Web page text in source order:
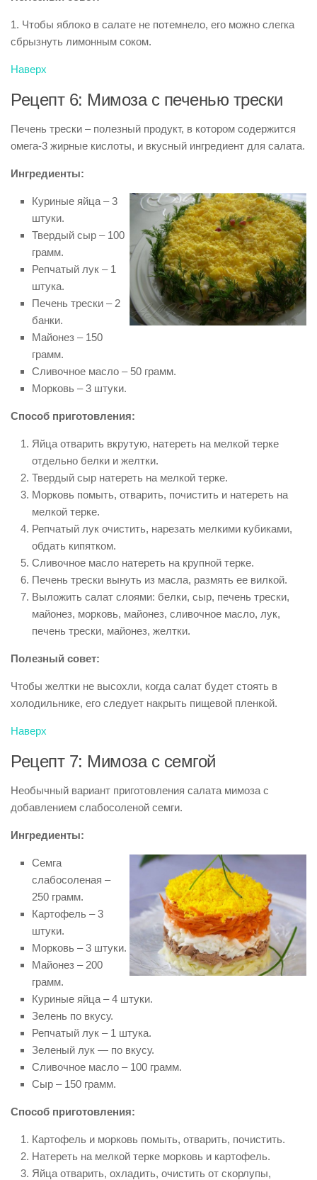
1. Чтобы яблоко в салате не потемнело, его можно слегка
сбрызнуть лимонным соком.
Наверх
Рецепт 6: Мимоза с печенью трески
Печень трески – полезный продукт, в котором содержится
омега-3 жирные кислоты, и вкусный ингредиент для салата.
Ингредиенты:
Куриные яйца – 3
штуки.
Твердый сыр – 100
грамм.
Репчатый лук – 1
штука.
Печень трески – 2
банки.
Майонез – 150
грамм.
Сливочное масло – 50 грамм.
Морковь – 3 штуки.
Способ приготовления:
Яйца отварить вкрутую, натереть на мелкой терке
отдельно белки и желтки.
Твердый сыр натереть на мелкой терке.
Морковь помыть, отварить, почистить и натереть на
мелкой терке.
Репчатый лук очистить, нарезать мелкими кубиками,
обдать кипятком.
Сливочное масло натереть на крупной терке.
Печень трески вынуть из масла, размять ее вилкой.
Выложить салат слоями: белки, сыр, печень трески,
майонез, морковь, майонез, сливочное масло, лук,
печень трески, майонез, желтки.
Полезный совет:
Чтобы желтки не высохли, когда салат будет стоять в
холодильнике, его следует накрыть пищевой пленкой.
Наверх
Рецепт 7: Мимоза с семгой
Необычный вариант приготовления салата мимоза с
добавлением слабосоленой семги.
Ингредиенты:
Семга
слабосоленая –
250 грамм.
Картофель – 3
штуки.
Морковь – 3 штуки.
Майонез – 200
грамм.
Куриные яйца – 4 штуки.
Зелень по вкусу.
Репчатый лук – 1 штука.
Зеленый лук — по вкусу.
Сливочное масло – 100 грамм.
Сыр – 150 грамм.
Способ приготовления:
Картофель и морковь помыть, отварить, почистить.
Натереть на мелкой терке морковь и картофель.
Яйца отварить, охладить, очистить от скорлупы,